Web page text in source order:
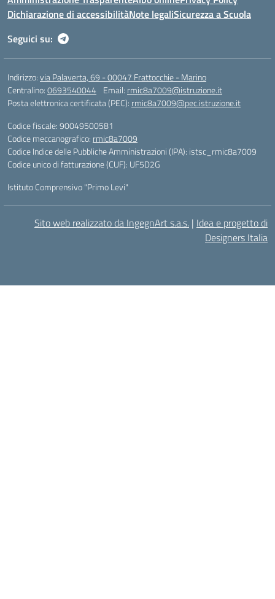
Dichiarazione di accessibilitàNote legaliSicurezza a Scuola
Seguici su:
Indirizzo:via Palaverta, 69 - 00047 Frattocchie - Marino
Centralino:0693540044 Email: rmic8a7009@istruzione.it
Posta elettronica certificata (PEC): rmic8a7009@pec.istruzione.it
Codice fiscale: 90049500581
Codice meccanografico: rmic8a7009
Codice Indice delle Pubbliche Amministrazioni (IPA): istsc_rmic8a7009
Codice unico di fatturazione (CUF): UF5D2G
Istituto Comprensivo "Primo Levi"
Sito web realizzato da IngegnArt s.a.s. | Idea e progetto di
Designers Italia